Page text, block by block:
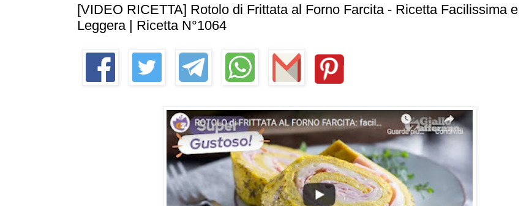
[VIDEO RICETTA] Rotolo di Frittata al Forno Farcita - Ricetta Facilissima e
Leggera | Ricetta N°1064